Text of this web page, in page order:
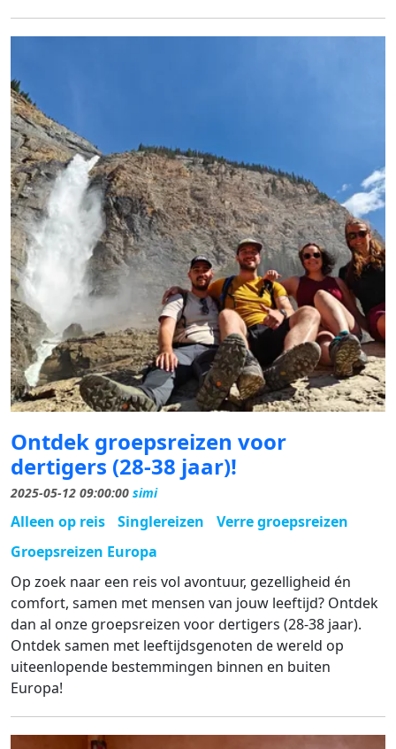
Ontdek groepsreizen voor
dertigers (28-38 jaar)!
2025-05-12 09:00:00 simi
Alleen op reis Singlereizen
Verre groepsreizen
Groepsreizen Europa
Op zoek naar een reis vol avontuur, gezelligheid én
comfort, samen met mensen van jouw leeftijd? Ontdek
dan al onze groepsreizen voor dertigers (28-38 jaar).
Ontdek samen met leeftijdsgenoten de wereld op
uiteenlopende bestemmingen binnen en buiten
Europa!